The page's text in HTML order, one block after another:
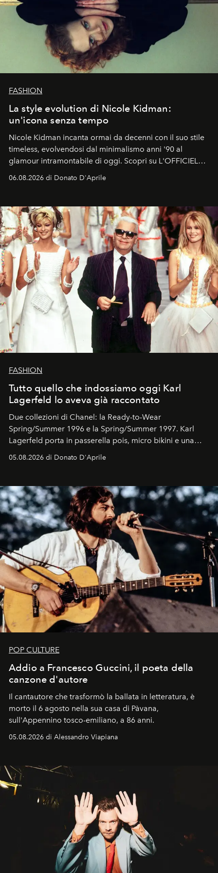
FASHION
La style evolution di Nicole Kidman:
un'icona senza tempo
Nicole Kidman incanta ormai da decenni con il suo stile
timeless, evolvendosi dal minimalismo anni '90 al
glamour intramontabile di oggi. Scopri su L'OFFICIEL
06.08.2026 di Donato D'Aprile
FASHION
Tutto quello che indossiamo oggi Karl
Lagerfeld lo aveva già raccontato
Due collezioni di Chanel: la Ready-to-Wear
Spring/Summer 1996 e la Spring/Summer 1997. Karl
Lagerfeld porta in passerella pois, micro bikini e una
Kate, Claudia e Carla una dietro l'altra. Trent'anni dopo,
uno dei documenti più contemporanei che abbiamo.
05.08.2026 di Donato D'Aprile
POP CULTURE
Addio a Francesco Guccini, il poeta della
canzone d'autore
Il cantautore che trasformò la ballata in letteratura, è
morto il 6 agosto nella sua casa di Pàvana,
sull'Appennino tosco-emiliano, a 86 anni.
05.08.2026 di Alessandro Viapiana